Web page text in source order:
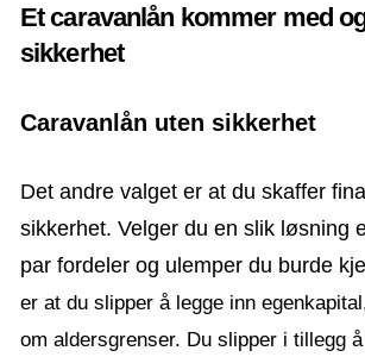
Et caravanlån kommer med
sikkerhet
Caravanlån uten sikkerhet
Det andre valget er at du skaffer
sikkerhet. Velger du en slik løsning
par fordeler og ulemper du burde
er at du slipper å legge inn
om aldersgrenser. Du slipper i tillegg